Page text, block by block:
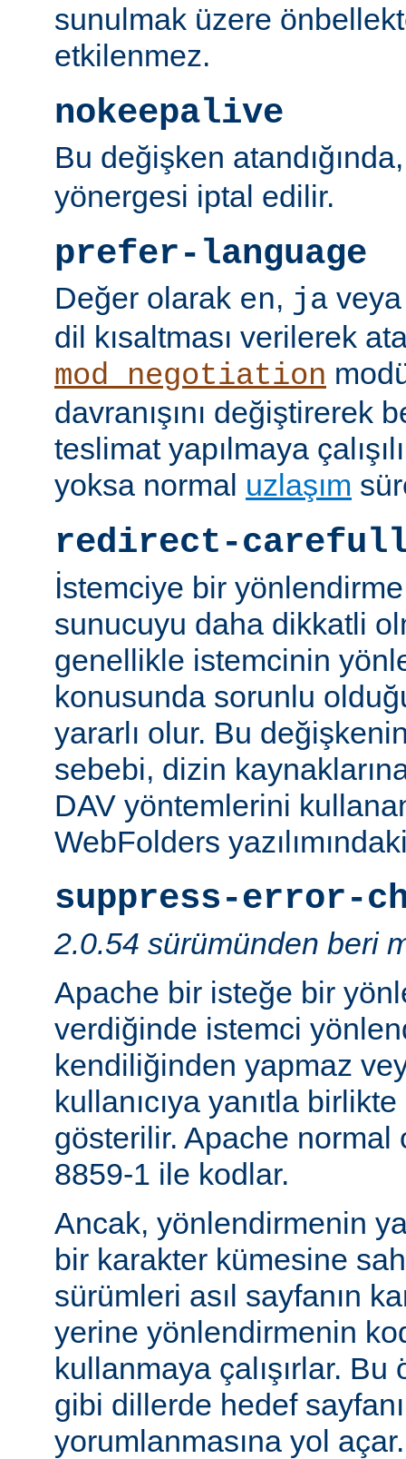
sunulmak üzere
etkilenmez.
nokeepalive
Bu değişken
yönergesi iptal edilir.
prefer-language
Değer olarak en, ja
dil kısaltması verilerek
mod_negotiation
davranışını değiştirerek
teslimat yapılmaya
yoksa normal uzlaşım
redirect-
İstemciye bir
sunucuyu daha dikkatli
genellikle istemcinin
konusunda sorunlu
yararlı olur. Bu
sebebi, dizin
DAV yöntemlerini
WebFolders
suppress-error-
2.0.54 sürümünden beri
Apache bir isteğe bir
verdiğinde istemci
kendiliğinden yapmaz
kullanıcıya yanıtla
gösterilir. Apache normal
8859-1 ile kodlar.
Ancak, yönlendirmenin
bir karakter kümesine
sürümleri asıl sayfanın
yerine yönlendirmenin
kullanmaya çalışırlar.
gibi dillerde hedef
yorumlanmasına yol açar.